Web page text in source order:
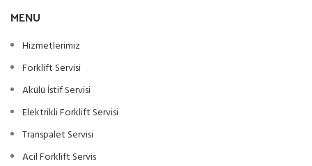
MENU
Hizmetlerimiz
Forklift Servisi
Akülü İstif Servisi
Elektrikli Forklift Servisi
Transpalet Servisi
Acil Forklift Servis